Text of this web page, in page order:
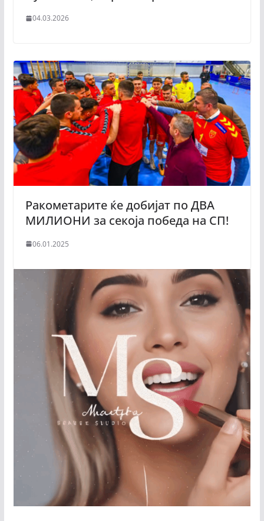
04.03.2026
Ракометарите ќе добијат по ДВА
МИЛИОНИ за секоја победа на СП!
06.01.2025